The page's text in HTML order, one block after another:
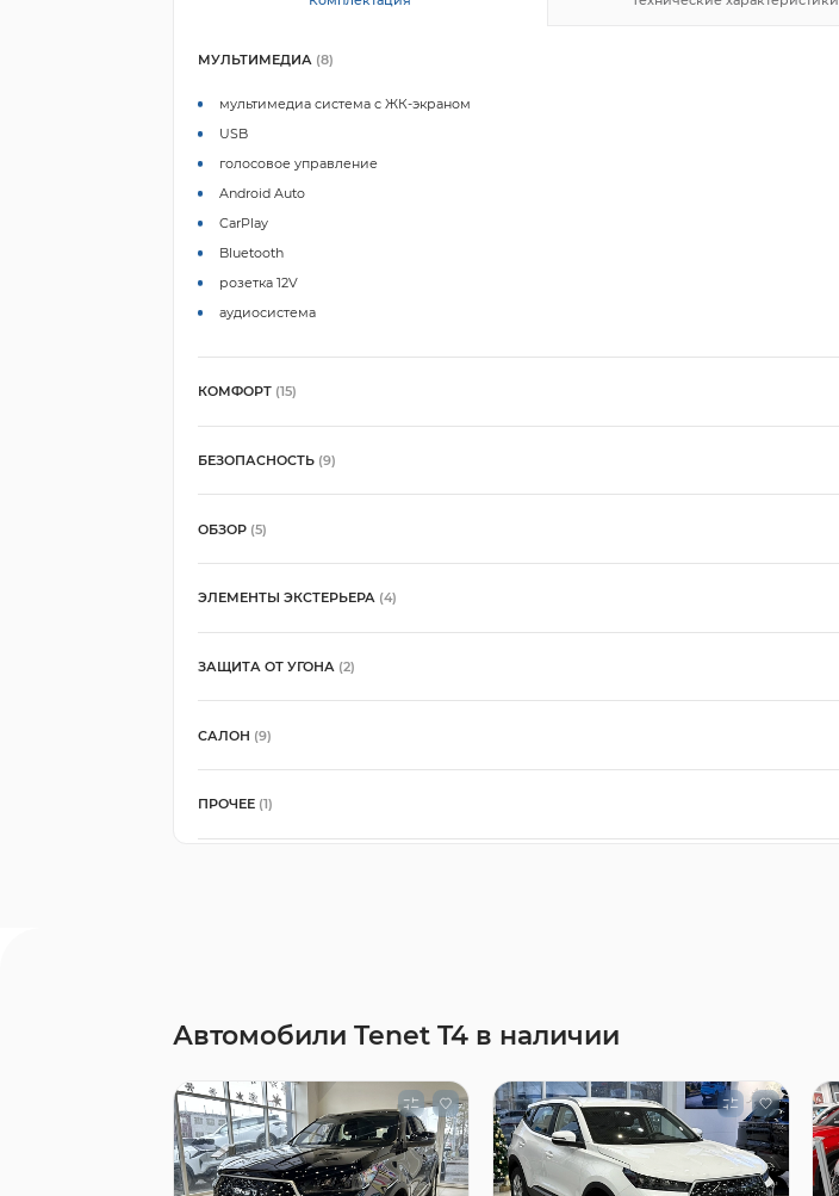
МУЛЬТИМЕДИА (8)
мультимедиа система с ЖК-экраном
USB
голосовое управление
Android Auto
CarPlay
Bluetooth
розетка 12V
аудиосистема
КОМФОРТ (15)
БЕЗОПАСНОСТЬ (9)
ОБЗОР (5)
ЭЛЕМЕНТЫ ЭКСТЕРЬЕРА (4)
ЗАЩИТА ОТ УГОНА (2)
САЛОН (9)
ПРОЧЕЕ (1)
Автомобили Tenet T4 в наличии